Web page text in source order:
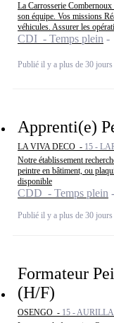
La Carrosserie
son équipe. Vos missions
véhicules. Assurer les
CDI - Temps plein
Publié il y a plus de 30 jours
Apprenti(e)
LA VIVA DECO - 15 -
Notre établissement
peintre en bâtiment, ou
disponible
CDD - Temps plein
Publié il y a plus de 30 jours
Formateur
(H/F)
OSENGO - 15 -